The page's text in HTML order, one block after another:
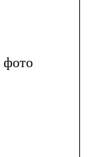
фото